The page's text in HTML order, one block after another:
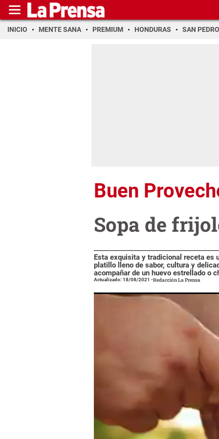
INICIO MENTE SANA PREMIUM HONDURAS SAN PEDRO
Buen
Sopa de
Esta exquisita y tradicional receta es
platillo lleno de sabor, cultura y
acompañar de un huevo estrellado o
Actualizado: 18/08/2021 -Redacción La Prensa